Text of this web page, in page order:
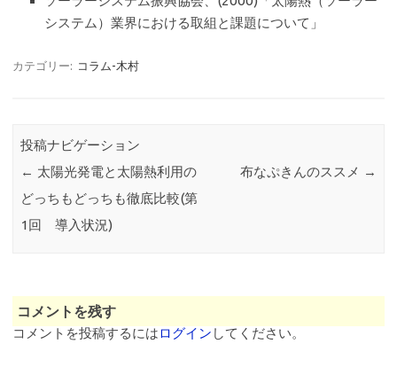
システム）業界における取組と課題について」
カテゴリー: コラム-木村
投稿ナビゲーション
← 太陽光発電と太陽熱利用の
どっちもどっちも徹底比較(第
1回 導入状況)
布なぷきんのススメ →
コメントを残す
コメントを投稿するにはログイン してください。